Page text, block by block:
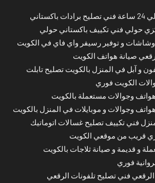
حولي فني تكييف باكستاني حولي
وشاشات و توفير رسيفر واي فاي في الكويت
صيانة هواتف الكويت
و آبل في المنزل بالكويت تصليح تابلت
الكويت فوري
وجوالات مستعملة بالكويت
وجوالات و موبايلات في المنزل بالكويت
فني تكييف تصليح غسالات اتوماتيك
قريب من موقعي الكويت
و قديمة و صيانة ثلاجات بالكويت
فوري
فني تصليح تلفونات الرقعي